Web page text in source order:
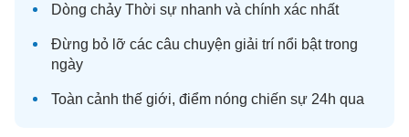
Dòng chảy Thời sự nhanh và chính xác nhất
Đừng bỏ lỡ các câu chuyện giải trí nổi bật trong
ngày
Toàn cảnh thế giới, điểm nóng chiến sự 24h qua